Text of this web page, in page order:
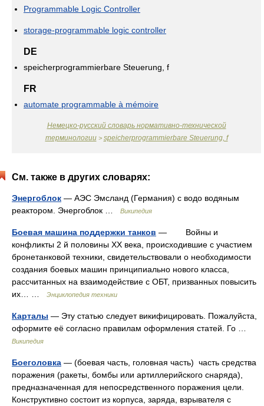
Programmable Logic Controller
storage-programmable logic controller
DE
speicherprogrammierbare Steuerung, f
FR
automate programmable à mémoire
Немецко-русский словарь нормативно-технической
терминологии> speicherprogrammierbare Steuerung, f
См. также в других словарях:
Энергоблок — АЭС Эмсланд (Германия) с водо водяным
реактором. Энергоблок …
Википедия
Боевая машина поддержки танков — Войны и
конфликты 2 й половины ХХ века, происходившие с участием
бронетанковой техники, свидетельствовали о необходимости
создания боевых машин принципиально нового класса,
рассчитанных на взаимодействие с ОБТ, призванных повысить
их… …
Энциклопедия техники
Карталы — Эту статью следует викифицировать. Пожалуйста,
оформите её согласно правилам оформления статей. Го …
Википедия
Боеголовка — (боевая часть, головная часть) часть средства
поражения (ракеты, бомбы или артиллерийского снаряда),
предназначенная для непосредственного поражения цели.
Конструктивно состоит из корпуса, заряда, взрывателя с